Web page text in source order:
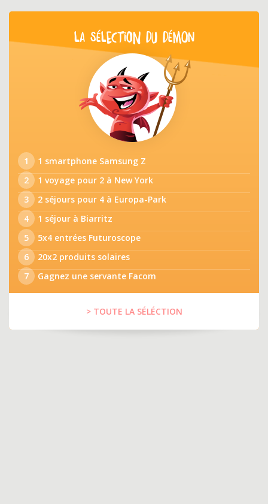
LA SÉLECTION DU DÉMON
1
1 smartphone Samsung Z
2
1 voyage pour 2 à New York
3
2 séjours pour 4 à Europa-Park
4
1 séjour à Biarritz
5
5x4 entrées Futuroscope
6
20x2 produits solaires
7
Gagnez une servante Facom
> TOUTE LA SÉLÉCTION